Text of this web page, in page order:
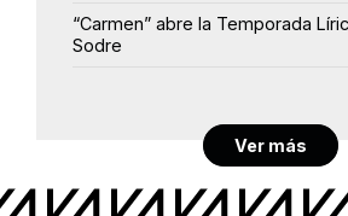
“Carmen” abre la Temporada
Sodre
Ver más